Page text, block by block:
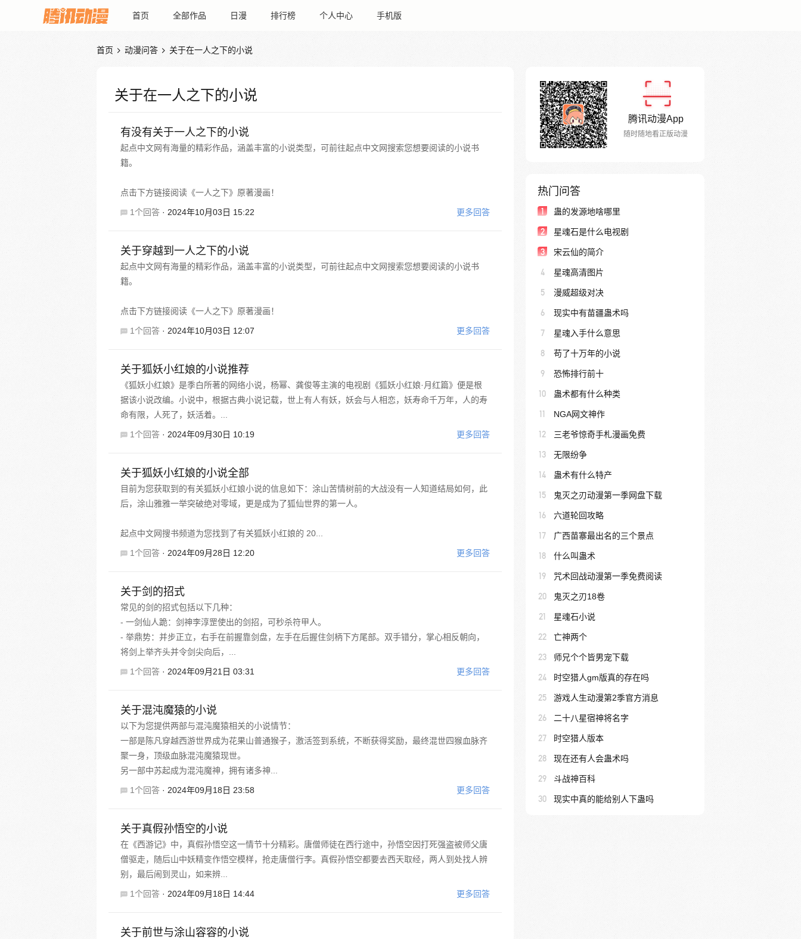
首页 全部作品 日漫 排行榜 个人中心 手机版
首页  动漫问答  关于在一人之下的小说
关于在一人之下的小说
有没有关于一人之下的小说
起点中文网有海量的精彩作品，涵盖丰富的小说类型，可前往起点中文网搜索您想要阅读的小说书
籍。
点击下方链接阅读《一人之下》原著漫画！
1个回答 · 2024年10月03日 15:22 更多回答
关于穿越到一人之下的小说
起点中文网有海量的精彩作品，涵盖丰富的小说类型，可前往起点中文网搜索您想要阅读的小说书
籍。
点击下方链接阅读《一人之下》原著漫画！
1个回答 · 2024年10月03日 12:07 更多回答
关于狐妖小红娘的小说推荐
《狐妖小红娘》是季白所著的网络小说，杨幂、龚俊等主演的电视剧《狐妖小红娘·月红篇》便是根
据该小说改编。小说中，根据古典小说记载，世上有人有妖，妖会与人相恋，妖寿命千万年，人的寿
命有限，人死了，妖活着。...
1个回答 · 2024年09月30日 10:19 更多回答
关于狐妖小红娘的小说全部
目前为您获取到的有关狐妖小红娘小说的信息如下：涂山苦情树前的大战没有一人知道结局如何，此
后，涂山雅雅一举突破绝对零域，更是成为了狐仙世界的第一人。
起点中文网搜书频道为您找到了有关狐妖小红娘的 20...
1个回答 · 2024年09月28日 12:20 更多回答
关于剑的招式
常见的剑的招式包括以下几种：
- 一剑仙人跪：剑神李淳罡使出的剑招，可秒杀符甲人。
- 举鼎势：并步正立，右手在前握靠剑盘，左手在后握住剑柄下方尾部。双手错分，掌心相反朝向，
将剑上举齐头并令剑尖向后，...
1个回答 · 2024年09月21日 03:31 更多回答
关于混沌魔猿的小说
以下为您提供两部与混沌魔猿相关的小说情节：
一部是陈凡穿越西游世界成为花果山普通猴子，激活签到系统，不断获得奖励，最终混世四猴血脉齐
聚一身，顶级血脉混沌魔猿现世。
另一部中苏起成为混沌魔神，拥有诸多神...
1个回答 · 2024年09月18日 23:58 更多回答
关于真假孙悟空的小说
在《西游记》中，真假孙悟空这一情节十分精彩。唐僧师徒在西行途中，孙悟空因打死强盗被师父唐
僧驱走，随后山中妖精变作悟空模样，抢走唐僧行李。真假孙悟空都要去西天取经，两人到处找人辨
别，最后闹到灵山，如来辨...
1个回答 · 2024年09月18日 14:44 更多回答
关于前世与涂山容容的小说
腾讯动漫App
随时随地看正版动漫
热门问答
1 蛊的发源地啥哪里
2 星魂石是什么电视剧
3 宋云仙的简介
4 星魂高清图片
5 漫威超级对决
6 现实中有苗疆蛊术吗
7 星魂入手什么意思
8 苟了十万年的小说
9 恐怖排行前十
10 蛊术都有什么种类
11 NGA网文神作
12 三老爷惊奇手札漫画免费
13 无限纷争
14 蛊术有什么特产
15 鬼灭之刃动漫第一季网盘下载
16 六道轮回攻略
17 广西苗寨最出名的三个景点
18 什么叫蛊术
19 咒术回战动漫第一季免费阅读
20 鬼灭之刃18卷
21 星魂石小说
22 亡神两个
23 师兄个个皆男宠下载
24 时空猎人gm版真的存在吗
25 游戏人生动漫第2季官方消息
26 二十八星宿神将名字
27 时空猎人版本
28 现在还有人会蛊术吗
29 斗战神百科
30 现实中真的能给别人下蛊吗